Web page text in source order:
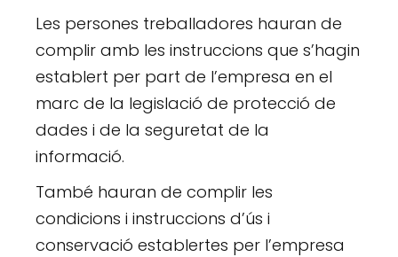
Les persones treballadores hauran de
complir amb les instruccions que s’hagin
establert per part de l’empresa en el
marc de la legislació de protecció de
dades i de la seguretat de la
informació.
També hauran de complir les
condicions i instruccions d’ús i
conservació establertes per l’empresa